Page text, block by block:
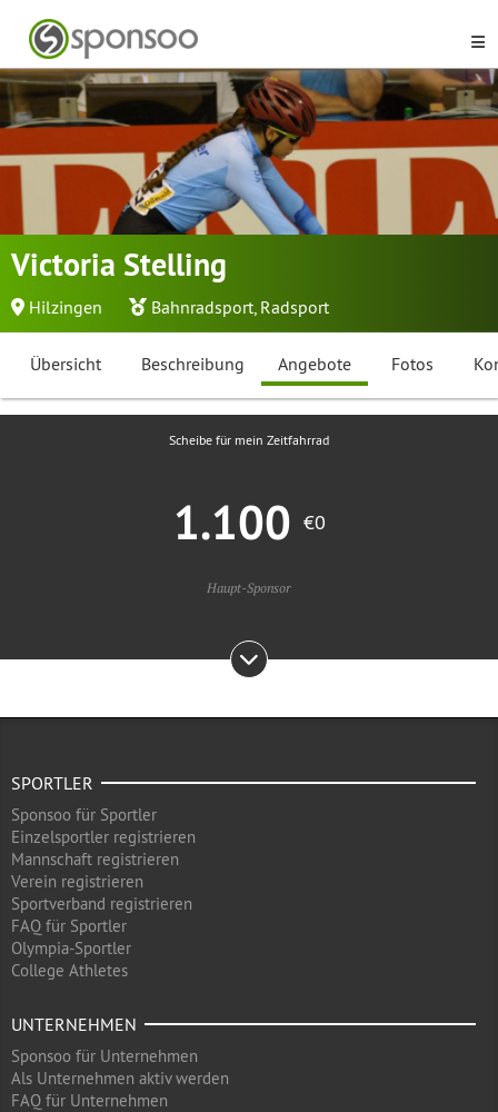
Victoria Stelling
Hilzingen Bahnradsport, Radsport
Übersicht Beschreibung Angebote Fotos
Scheibe für mein Zeitfahrrad
1.100 €0
Haupt-Sponsor
SPORTLER
Sponsoo für Sportler
Einzelsportler registrieren
Mannschaft registrieren
Verein registrieren
Sportverband registrieren
FAQ für Sportler
Olympia-Sportler
College Athletes
UNTERNEHMEN
Sponsoo für Unternehmen
Als Unternehmen aktiv werden
FAQ für Unternehmen